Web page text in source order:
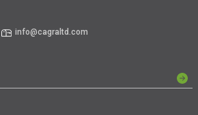
info@cagraltd.com